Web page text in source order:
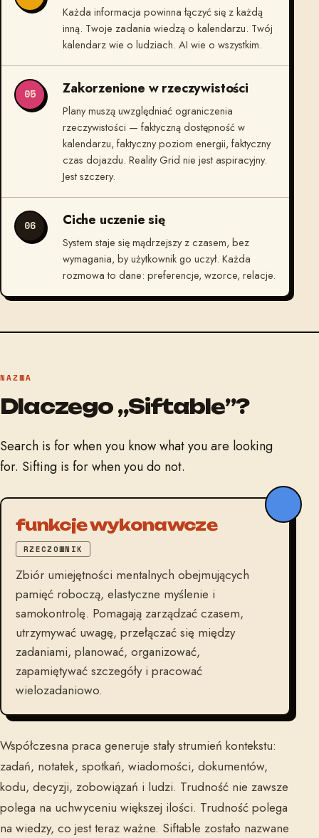
Każda informacja powinna łączyć się z każdą
inną. Twoje zadania wiedzą o kalendarzu. Twój
kalendarz wie o ludziach. AI wie o wszystkim.
05 Zakorzenione w rzeczywistości
Plany muszą uwzględniać ograniczenia
rzeczywistości — faktyczną dostępność w
kalendarzu, faktyczny poziom energii, faktyczny
czas dojazdu. Reality Grid nie jest aspiracyjny.
Jest szczery.
06 Ciche uczenie się
System staje się mądrzejszy z czasem, bez
wymagania, by użytkownik go uczył. Każda
rozmowa to dane: preferencje, wzorce, relacje.
NAZWA
Dlaczego „Siftable”?
Search is for when you know what you are looking
for. Sifting is for when you do not.
funkcje wykonawcze
RZECZOWNIK
Zbiór umiejętności mentalnych obejmujących
pamięć roboczą, elastyczne myślenie i
samokontrolę. Pomagają zarządzać czasem,
utrzymywać uwagę, przełączać się między
zadaniami, planować, organizować,
zapamiętywać szczegóły i pracować
wielozadaniowo.
Współczesna praca generuje stały strumień kontekstu:
zadań, notatek, spotkań, wiadomości, dokumentów,
kodu, decyzji, zobowiązań i ludzi. Trudność nie zawsze
polega na uchwyceniu większej ilości. Trudność polega
na wiedzy, co jest teraz ważne. Siftable zostało nazwane